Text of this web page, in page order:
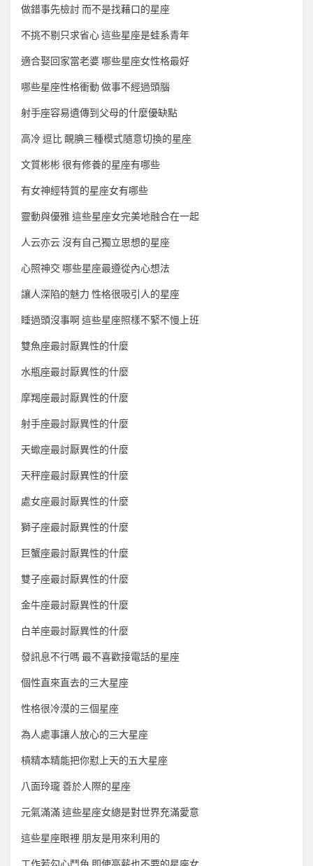
做錯事先檢討 而不是找藉口的星座
不挑不剔只求省心 這些星座是蛙系青年
適合娶回家當老婆 哪些星座女性格最好
哪些星座性格衝動 做事不經過頭腦
射手座容易遺傳到父母的什麼優缺點
高冷 逗比 靦腆三種模式隨意切換的星座
文質彬彬 很有修養的星座有哪些
有女神經特質的星座女有哪些
靈動與優雅 這些星座女完美地融合在一起
人云亦云 沒有自己獨立思想的星座
心照神交 哪些星座最遵從內心想法
讓人深陷的魅力 性格很吸引人的星座
睡過頭沒事啊 這些星座照樣不緊不慢上班
雙魚座最討厭異性的什麼
水瓶座最討厭異性的什麼
摩羯座最討厭異性的什麼
射手座最討厭異性的什麼
天蠍座最討厭異性的什麼
天秤座最討厭異性的什麼
處女座最討厭異性的什麼
獅子座最討厭異性的什麼
巨蟹座最討厭異性的什麼
雙子座最討厭異性的什麼
金牛座最討厭異性的什麼
白羊座最討厭異性的什麼
發訊息不行嗎 最不喜歡接電話的星座
個性直來直去的三大星座
性格很冷漠的三個星座
為人處事讓人放心的三大星座
槓精本精能把你懟上天的五大星座
八面玲瓏 善於人際的星座
元氣滿滿 這些星座女總是對世界充滿愛意
這些星座眼裡 朋友是用來利用的